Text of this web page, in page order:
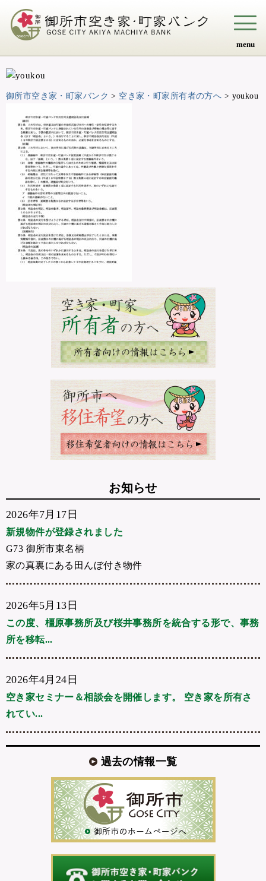
menu
御所市空き家・町家バンク > 空き家・町家所有者の方へ > youkou
お知らせ
2026年7月17日
新規物件が登録されました
G73 御所市東名柄
家の真裏にある田んぼ付き物件
2026年5月13日
この度、橿原事務所及び桜井事務所を統合する形で、事務
所を移転...
2026年4月24日
空き家セミナー＆相談会を開催します。 空き家を所有さ
れてい...
過去の情報一覧